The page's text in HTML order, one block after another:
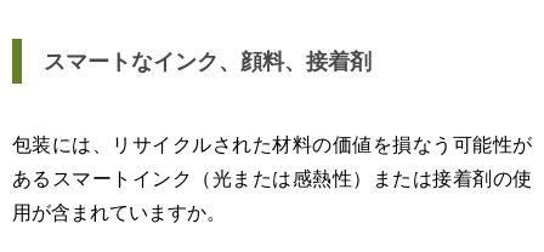
スマートなインク、顔料、接着剤
包装には、リサイクルされた材料の価値を損なう可能性が
あるスマートインク（光または感熱性）または接着剤の使
用が含まれていますか。